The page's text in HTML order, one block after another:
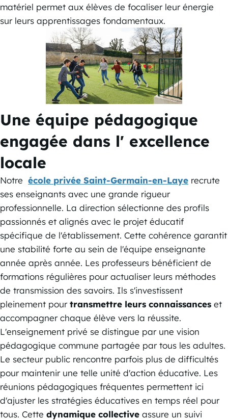
matériel permet aux élèves de focaliser leur énergie
sur leurs apprentissages fondamentaux.
Une équipe pédagogique
engagée dans l' excellence
locale
Notre école privée Saint-Germain-en-Laye recrute
ses enseignants avec une grande rigueur
professionnelle. La direction sélectionne des profils
passionnés et alignés avec le projet éducatif
spécifique de l'établissement. Cette cohérence garantit
une stabilité forte au sein de l'équipe enseignante
année après année. Les professeurs bénéficient de
formations régulières pour actualiser leurs méthodes
de transmission des savoirs. Ils s'investissent
pleinement pourtransmettre leurs connaissances et
accompagner chaque élève vers la réussite.
L'enseignement privé se distingue par une vision
pédagogique commune partagée par tous les adultes.
Le secteur public rencontre parfois plus de difficultés
pour maintenir une telle unité d'action éducative. Les
réunions pédagogiques fréquentes permettent ici
d'ajuster les stratégies éducatives en temps réel pour
tous. Cette dynamique collective assure un suivi